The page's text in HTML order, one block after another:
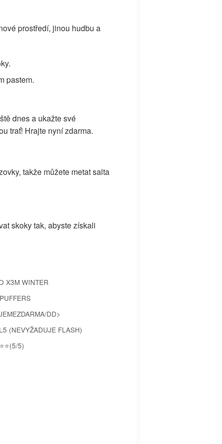
prostředí, jinou hudbu a
pastem.
dnes a ukažte své
trať! Hrajte nyní zdarma.
takže můžete metat salta
skoky tak, abyste získali
X3M WINTER
DD>
(NEVYŽADUJE FLASH)
5)